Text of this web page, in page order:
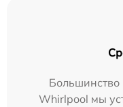
Большинство
Whirlpool мы